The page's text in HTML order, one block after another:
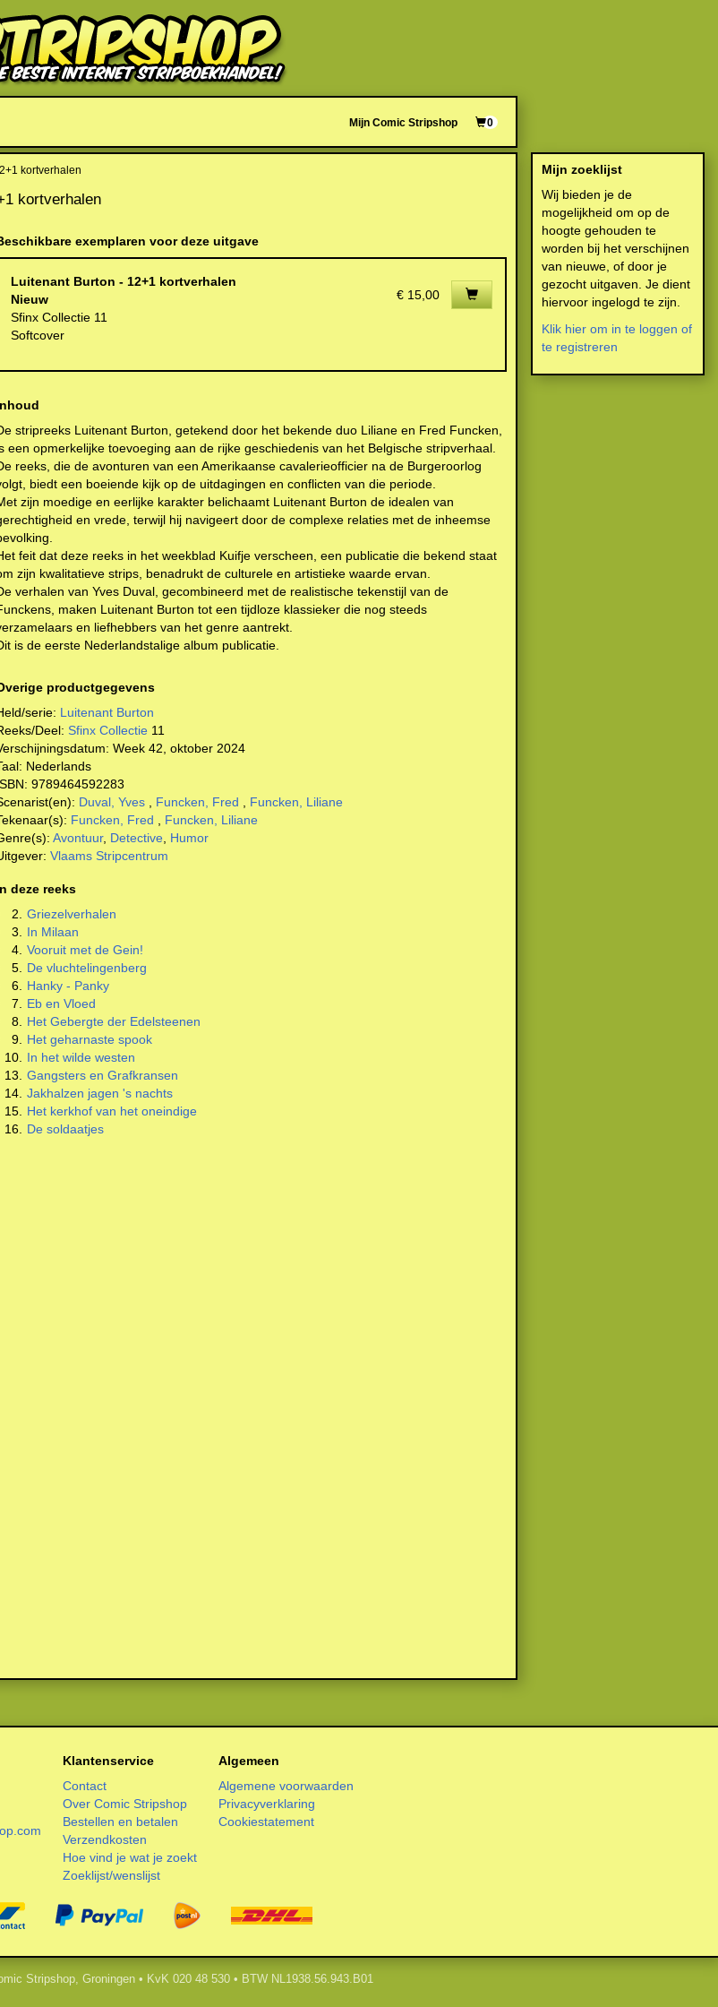
Mijn Comic Stripshop 0
kortverhalen
kortverhalen
exemplaren voor deze uitgave
Luitenant Burton - 12+1 kortverhalen
Nieuw
Sfinx Collectie 11
Softcover
€ 15,00
stripreeks Luitenant Burton, getekend door het bekende duo Liliane en Fred Funcken,
een opmerkelijke toevoeging aan de rijke geschiedenis van het Belgische stripverhaal.
reeks, die de avonturen van een Amerikaanse cavalerieofficier na de Burgeroorlog
biedt een boeiende kijk op de uitdagingen en conflicten van die periode.
zijn moedige en eerlijke karakter belichaamt Luitenant Burton de idealen van
en vrede, terwijl hij navigeert door de complexe relaties met de inheemse
feit dat deze reeks in het weekblad Kuifje verscheen, een publicatie die bekend staat
zijn kwalitatieve strips, benadrukt de culturele en artistieke waarde ervan.
verhalen van Yves Duval, gecombineerd met de realistische tekenstijl van de
maken Luitenant Burton tot een tijdloze klassieker die nog steeds
en liefhebbers van het genre aantrekt.
is de eerste Nederlandstalige album publicatie.
productgegevens
serie: Luitenant Burton
Deel: Sfinx Collectie11
Week 42, oktober 2024
Nederlands
9789464592283
Duval, Yves, Funcken, Fred
Funcken, Liliane
Funcken, Fred
Funcken, Liliane
Avontuur, Detective, Humor
Vlaams Stripcentrum
deze reeks
2.
Griezelverhalen
3.
In Milaan
4. Vooruit met de Gein!
5.
De vluchtelingenberg
6.
Hanky - Panky
7.
Eb en Vloed
8.
Het Gebergte der Edelsteenen
9.
Het geharnaste spook
10.
In het wilde westen
13.
Gangsters en Grafkransen
14. Jakhalzen jagen 's nachts
15.
Het kerkhof van het oneindige
16. De soldaatjes
Mijn zoeklijst
Wij bieden je de
mogelijkheid om op de
hoogte gehouden te
worden bij het verschijnen
van nieuwe, of door je
gezocht uitgaven. Je dient
hiervoor ingelogd te zijn.
Klik hier om in te loggen of
te registreren
Klantenservice
Contact
Over Comic Stripshop
Bestellen en betalen
Verzendkosten
Hoe vind je wat je zoekt
Zoeklijst/wenslijst
Algemeen
Algemene voorwaarden
Privacyverklaring
Cookiestatement
Stripshop, Groningen • KvK 020 48 530 • BTW NL1938.56.943.B01